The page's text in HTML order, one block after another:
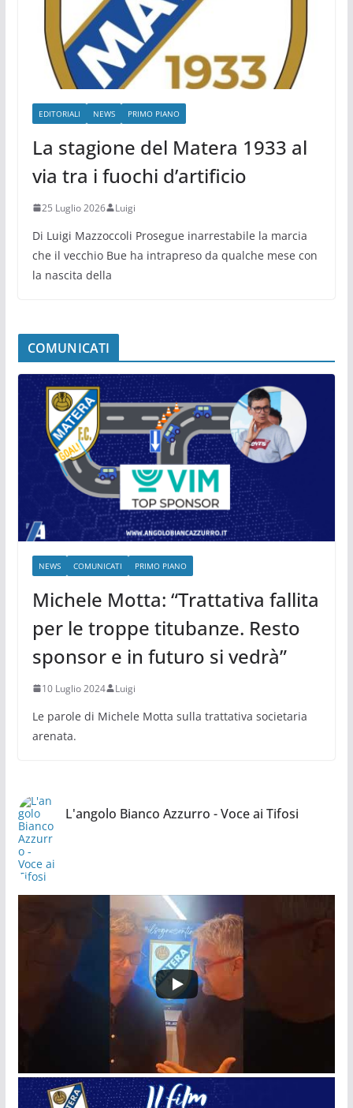
EDITORIALI NEWS PRIMO PIANO
La stagione del Matera 1933 al
via tra i fuochi d’artificio
25 Luglio 2026 Luigi
Di Luigi Mazzoccoli Prosegue inarrestabile la marcia
che il vecchio Bue ha intrapreso da qualche mese con
la nascita della
COMUNICATI
NEWS COMUNICATI PRIMO PIANO
Michele Motta: “Trattativa fallita
per le troppe titubanze. Resto
sponsor e in futuro si vedrà”
10 Luglio 2024 Luigi
Le parole di Michele Motta sulla trattativa societaria
arenata.
L'angolo Bianco Azzurro - Voce ai Tifosi